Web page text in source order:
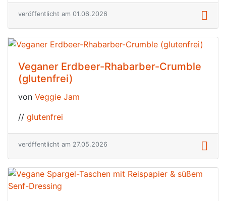
veröffentlicht am 01.06.2026
Veganer Erdbeer-Rhabarber-Crumble
(glutenfrei)
von Veggie Jam
// glutenfrei
veröffentlicht am 27.05.2026